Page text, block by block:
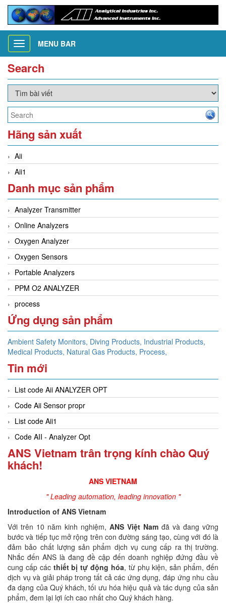
Toggle
navigation
MENU BAR
Search
Hãng sản xuất
Aii
Aii1
Danh mục sản phẩm
Analyzer Transmitter
Online Analyzers
Oxygen Analyzer
Oxygen Sensors
Portable Analyzers
PPM O2 ANALYZER
process
Ứng dụng sản phẩm
Ambient Safety Monitors, Diving Products, Industrial Products,
Medical Products, Natural Gas Products, Process,
Tin mới
List code Aii ANALYZER OPT
Code Aii Sensor propr
List code Aii1
Code AII - Analyzer Opt
ANS Vietnam trân trọng kính chào Quý
khách!
ANS VIETNAM
" Leading automation, leading innovation "
Introduction of ANS Vietnam
Với trên 10 năm kinh nghiệm, ANS Việt Nam đã và đang vững
bước và tiếp tục mở rộng trên con đường sáng tạo, cùng với đó là
đảm bảo chất lượng sản phẩm dịch vụ cung cấp ra thị trường.
Nhắc đến ANS là đang đề cập đến doanh nghiệp đứng đầu về
cung cấp các thiết bị tự động hóa, từ phụ kiện, sản phẩm, đến
dịch vụ và giải pháp trong tất cả các ứng dụng, đáp ứng nhu cầu
đa dạng của Quý khách, tối ưu hóa hiệu quả và tác dụng của sản
phẩm, đem lại lợi ích cao nhất cho Quý khách hàng.